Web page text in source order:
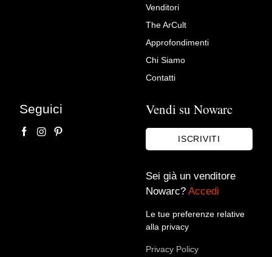
Richiedi Maggiori Info su
Specchiera veneziana
Antiche Armonie di Malachin Antonio
Accetto le condizioni sullaprivacy policy*.
Venditori
The ArCult
Approfondimenti
Chi Siamo
Contatti
Seguici Vendi su Nowarc
ISCRIVITI
Sei già un venditore
Nowarc? Accedi
Le tue preferenze relative
alla privacy
Privacy Policy